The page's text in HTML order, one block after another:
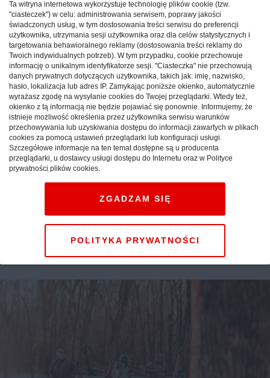
Reklama
Nie masz planów na
Sylwestra? Wybierz polskie
Tatry
Ta witryna internetowa wykorzystuje technologię plików cookie (tzw.
"ciasteczek") w celu: administrowania serwisem, poprawy jakości
świadczonych usług, w tym dostosowania treści serwisu do preferencji
użytkownika, utrzymania sesji użytkownika oraz dla celów statystycznych i
targetowania behawioralnego reklamy (dostosowania treści reklamy do
Twoich indywidualnych potrzeb). W tym przypadku, cookie przechowuje
informację o unikalnym identyfikatorze sesji. "Ciasteczka" nie przechowują
danych prywatnych dotyczących użytkownika, takich jak: imię, nazwisko,
hasło, lokalizacja lub adres IP. Zamykając poniższe okienko, automatycznie
wyrażasz zgodę na wysyłanie cookies do Twojej przeglądarki. Wtedy też,
okienko z tą informacją nie będzie pojawiać się ponownie. Informujemy, że
istnieje możliwość określenia przez użytkownika serwisu warunków
przechowywania lub uzyskiwania dostępu do informacji zawartych w plikach
cookies za pomocą ustawień przeglądarki lub konfiguracji usługi.
Szczegółowe informacje na ten temat dostępne są u producenta
przeglądarki, u dostawcy usługi dostępu do Internetu oraz w Polityce
prywatności plików cookies.
POLITYKA PRYWATNOŚCI
ZGADZAM SIĘ